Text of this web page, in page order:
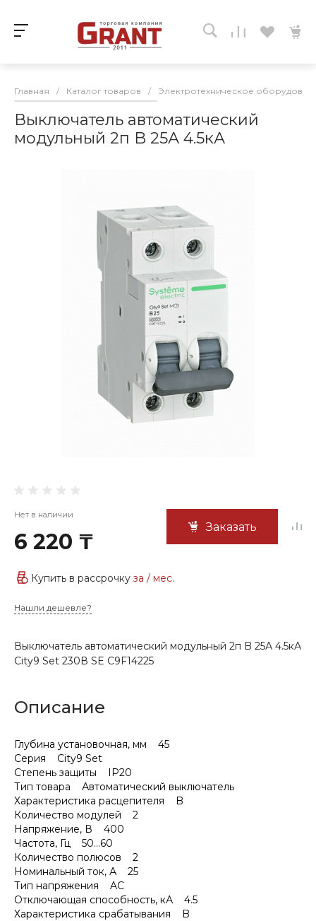
Главная / Каталог товаров / Электротехническое
Выключатель автоматический
модульный 2п B 25А 4.5кА
Нет в наличии
6 220 ₸
Заказать
Купить в рассрочку за / мес.
Нашли дешевле?
Выключатель автоматический модульный 2п B 25А 4.5кА
City9 Set 230В SE C9F14225
Описание
Глубина установочная, мм 45
Серия City9 Set
Степень защиты IP20
Тип товара Автоматический выключатель
Характеристика расцепителя B
Количество модулей 2
Напряжение, В 400
Частота, Гц 50...60
Количество полюсов 2
Номинальный ток, А 25
Тип напряжения AC
Отключающая способность, кА 4.5
Характеристика срабатывания B